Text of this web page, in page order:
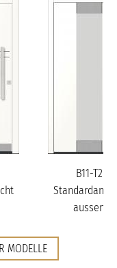
B11-T2
aussen
MODELLE